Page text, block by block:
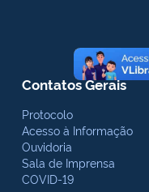
Contatos Gerais
Protocolo
Acesso à Informação
Ouvidoria
Sala de Imprensa
COVID-19